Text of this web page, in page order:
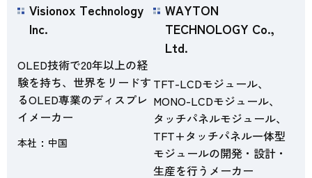
Visionox Technology
Inc.
本社 中国
OLED技術で20年以上の経
験を持ち、世界をリードす
るOLED専業のディスプレ
イメーカー
WAYTON
TECHNOLOGY Co.,
Ltd.
TFT-LCDモジュール、
MONO-LCDモジュール、
タッチパネルモジュール、
TFT+タッチパネル一体型
モジュールの開発・設計・
生産を行うメーカー